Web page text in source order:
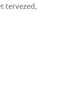
tervezed,